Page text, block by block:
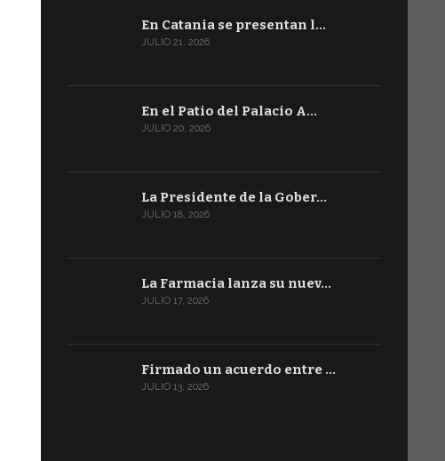
En Catania se presentan l…
JULIO 21, 2026
En el Patio del Palacio A…
JULIO 20, 2026
La Presidente de la Gober…
JULIO 18, 2026
La Farmacia lanza su nuev…
JULIO 17, 2026
Firmado un acuerdo entre …
JULIO 13, 2026